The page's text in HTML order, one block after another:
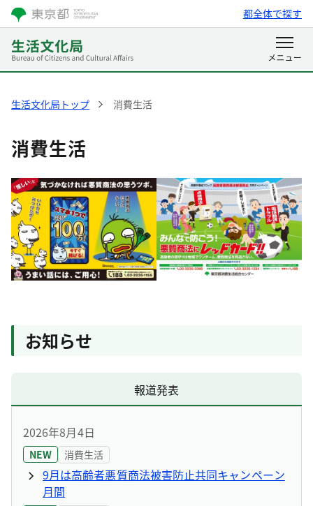
都全体で探す
生活文化局トップ 消費生活
消費生活
お知らせ
報道発表
2026年8月4日
NEW 消費生活
9月は高齢者悪質商法被害防止共同キャンペーン
月間